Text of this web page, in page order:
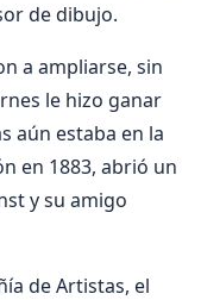
de dibujo.
a ampliarse, sin
le hizo ganar
aún estaba en la
en 1883, abrió un
y su amigo
de Artistas, el